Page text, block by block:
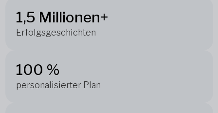
1,5 Millionen+
Erfolgsgeschichten
100 %
personalisierter Plan